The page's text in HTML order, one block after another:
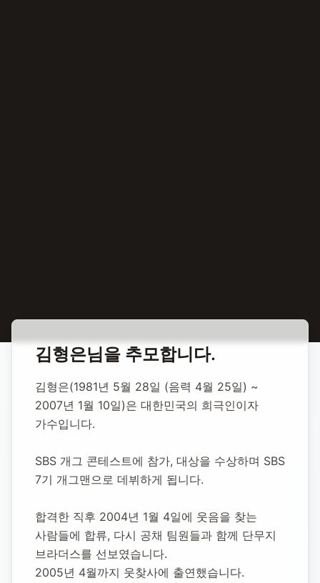
합동 추모 김형은 개그우먼
김형은 개그우먼
1981년 5월 28일
8,580명 방문
김형은님을 추모합니다.
김형은(1981년 5월 28일 (음력 4월 25일) ~
2007년 1월 10일)은 대한민국의 희극인이자
가수입니다.
SBS 개그 콘테스트에 참가, 대상을 수상하며 SBS
7기 개그맨으로 데뷔하게 됩니다.
합격한 직후 2004년 1월 4일에 웃음을 찾는
사람들에 합류, 다시 공채 팀원들과 함께 단무지
브라더스를 선보였습니다.
2005년 4월까지 웃찾사에 출연했습니다.